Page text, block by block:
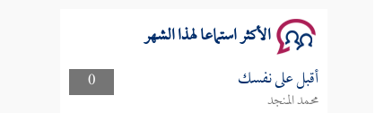
الأكثر استماعا لهذا الشهر
0 أقبل على نفسك
محمد المنجد